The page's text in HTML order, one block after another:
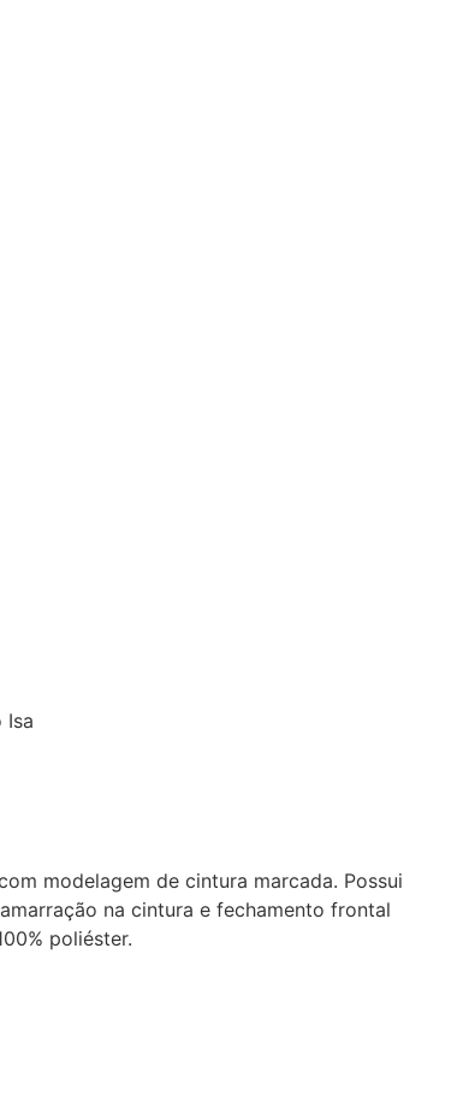
Isa
modelagem de cintura marcada. Possui
na cintura e fechamento frontal
poliéster.